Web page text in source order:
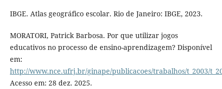
IBGE. Atlas geográfico escolar. Rio de Janeiro: IBGE, 2023.
MORATORI, Patrick Barbosa. Por que utilizar jogos
educativos no processo de ensino-aprendizagem? Disponível
em:
http://www.nce.ufrj.br/ginape/publicacoes/trabalhos/t_2003/
Acesso em: 28 dez. 2025.